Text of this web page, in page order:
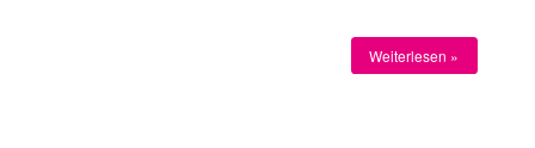
Weiterlesen »